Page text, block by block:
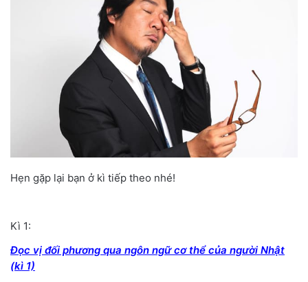
Hẹn gặp lại bạn ở kì tiếp theo nhé!
Kì 1:
Đọc vị đối phương qua ngôn ngữ cơ thể của người Nhật
(kì 1)